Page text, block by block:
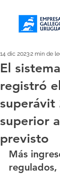
El
registró
superávit
superior
previsto
14 dic 20232 min de
Más
regulados,